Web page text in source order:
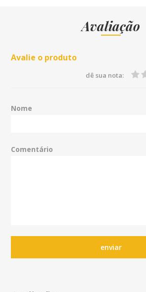
Avaliação
Avalie o produto
dê sua nota:
Nome
Comentário
enviar